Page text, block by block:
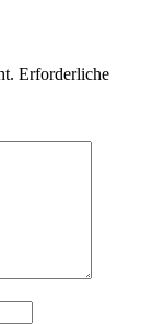
Erforderliche